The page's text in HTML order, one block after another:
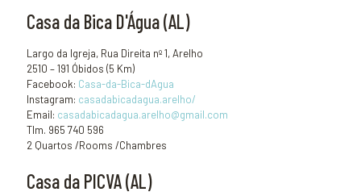
Casa da Bica D'Água (AL)
Largo da Igreja, Rua Direita nº 1, Arelho
2510 – 191 Óbidos (5 Km)
Facebook: Casa-da-Bica-dAgua
Instagram: casadabicadagua.arelho/
Email: casadabicadagua.arelho@gmail.com
Tlm. 965 740 596
2 Quartos /Rooms /Chambres
Casa da PICVA (AL)